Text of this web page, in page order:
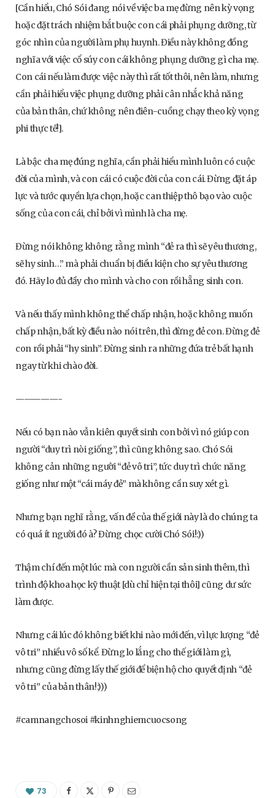
[Cần hiểu, Chó Sói đang nói về việc ba mẹ đừng nên kỳ vọng
hoặc đặt trách nhiệm bắt buộc con cái phải phụng dưỡng, từ
góc nhìn của người làm phụ huynh. Điều này không đồng
nghĩa với việc cổ súy con cái không phụng dưỡng gì cha mẹ.
Con cái nếu làm được việc này thì rất tốt thôi, nên làm, nhưng
cần phải hiểu việc phụng dưỡng phải cân nhắc khả năng
của bản thân, chứ không nên điên-cuồng chạy theo kỳ vọng
phi thực tế!].
Là bậc cha mẹ đúng nghĩa, cần phải hiểu mình luôn có cuộc
đời của mình, và con cái có cuộc đời của con cái. Đừng đặt áp
lực và tước quyền lựa chọn, hoặc can thiệp thô bạo vào cuộc
sống của con cái, chỉ bởi vì mình là cha mẹ.
Đừng nói không không rằng mình “đẻ ra thì sẽ yêu thương,
sẽ hy sinh…” mà phải chuẩn bị điều kiện cho sự yêu thương
đó. Hãy lo đủ đầy cho mình và cho con rồi hẵng sinh con.
Và nếu thấy mình không thể chấp nhận, hoặc không muốn
chấp nhận, bất kỳ điều nào nói trên, thì đừng đẻ con. Đừng đẻ
con rồi phải “hy sinh”. Đừng sinh ra những đứa trẻ bất hạnh
ngay từ khi chào đời.
—————-
Nếu có bạn nào vẫn kiên quyết sinh con bởi vì nó giúp con
người “duy trì nòi giống”, thì cũng không sao. Chó Sói
không cản những người “đẻ vô tri”, tức duy trì chức năng
giống như một “cái máy đẻ” mà không cần suy xét gì.
Nhưng bạn nghĩ rằng, vấn đề của thế giới này là do chúng ta
có quá ít người đó à? Đừng chọc cười Chó Sói!:))
Thậm chí đến một lúc mà con người cần sản sinh thêm, thì
trình độ khoa học kỹ thuật [dù chỉ hiện tại thôi] cũng dư sức
làm được.
Nhưng cái lúc đó không biết khi nào mới đến, vì lực lượng “đẻ
vô tri” nhiều vô số kể. Đừng lo lắng cho thế giới làm gì,
nhưng cũng đừng lấy thế giới để biện hộ cho quyết định “đẻ
vô tri” của bản thân!:)))
#camnangchosoi #kinhnghiemcuocsong
73